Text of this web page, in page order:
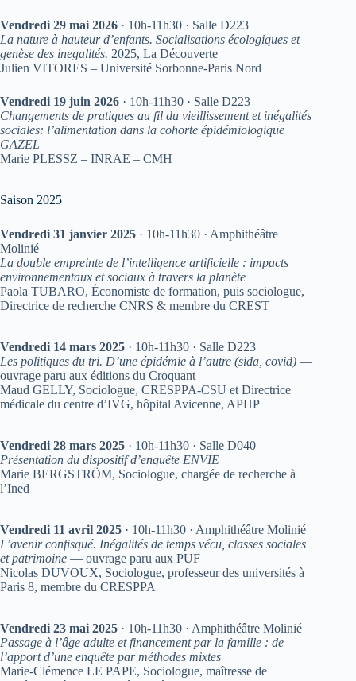
Vendredi 29 mai 2026 · 10h-11h30 · Salle D223
La nature à hauteur d’enfants. Socialisations écologiques et
genèse des inegalités. 2025, La Découverte
Julien VITORES – Université Sorbonne-Paris Nord
Vendredi 19 juin 2026 · 10h-11h30 · Salle D223
Changements de pratiques au fil du vieillissement et inégalités
sociales: l’alimentation dans la cohorte épidémiologique
GAZEL
Marie PLESSZ – INRAE – CMH
Saison 2025
Vendredi 31 janvier 2025 · 10h-11h30 · Amphithéâtre
Molinié
La double empreinte de l’intelligence artificielle : impacts
environnementaux et sociaux à travers la planète
Paola TUBARO, Économiste de formation, puis sociologue,
Directrice de recherche CNRS & membre du CREST
Vendredi 14 mars 2025 · 10h-11h30 · Salle D223
Les politiques du tri. D’une épidémie à l’autre (sida, covid) —
ouvrage paru aux éditions du Croquant
Maud GELLY, Sociologue, CRESPPA-CSU et Directrice
médicale du centre d’IVG, hôpital Avicenne, APHP
Vendredi 28 mars 2025 · 10h-11h30 · Salle D040
Présentation du dispositif d’enquête ENVIE
Marie BERGSTRÖM, Sociologue, chargée de recherche à
l’Ined
Vendredi 11 avril 2025 · 10h-11h30 · Amphithéâtre Molinié
L’avenir confisqué. Inégalités de temps vécu, classes sociales
et patrimoine — ouvrage paru aux PUF
Nicolas DUVOUX, Sociologue, professeur des universités à
Paris 8, membre du CRESPPA
Vendredi 23 mai 2025 · 10h-11h30 · Amphithéâtre Molinié
Passage à l’âge adulte et financement par la famille : de
l’apport d’une enquête par méthodes mixtes
Marie-Clémence LE PAPE, Sociologue, maîtresse de